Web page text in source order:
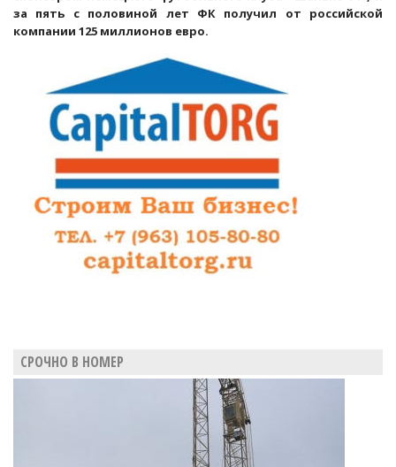
за пять с половиной лет ФК получил от российской
компании 125 миллионов евро.
СРОЧНО В НОМЕР